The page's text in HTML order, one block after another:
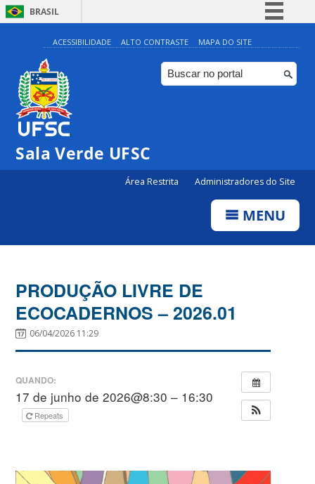
BRASIL
Simplifique!
Comunica BR
Participe
ACESSIBILIDADE ALTO CONTRASTE MAPA DO SITE
Sala Verde UFSC
Área Restrita Administradores do Site
MENU
PRODUÇÃO LIVRE DE
ECOCADERNOS – 2026.01
06/04/2026 11:29
QUANDO:
17 de junho de 2026@8:30 – 16:30
Repeats